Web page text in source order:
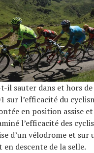
il sauter dans et hors de
sur l’efficacité du
en position assise
l’efficacité des
d’un vélodrome et sur
en descente de la selle.